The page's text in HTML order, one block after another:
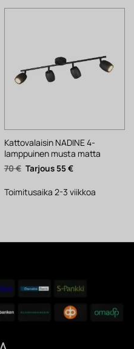
Kattovalaisin NADINE 4-
lamppuinen musta matta
70€ Alkuperäinen
hinta
70 €.
55€Nykyinen
55 €.
Toimitusaika 2-3 viikkoa